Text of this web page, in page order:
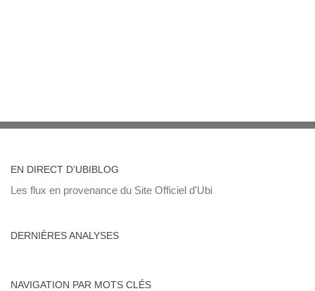
EN DIRECT D’UBIBLOG
Les flux en provenance du Site Officiel d'Ubi
DERNIÈRES ANALYSES
NAVIGATION PAR MOTS CLÉS